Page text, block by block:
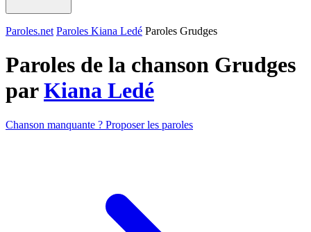
Paroles.net Paroles Kiana Ledé Paroles Grudges
Paroles de la chanson Grudges
parKiana Ledé
Chanson manquante ? Proposer les paroles